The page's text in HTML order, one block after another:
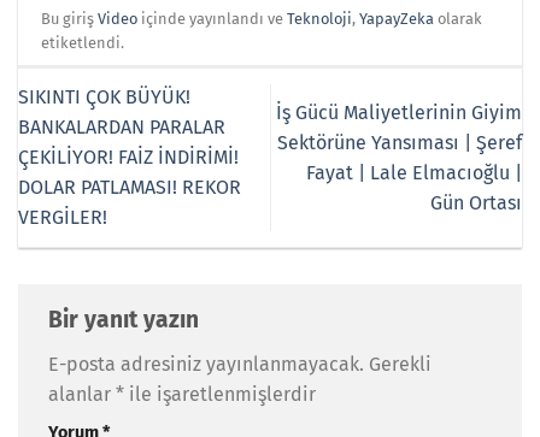
Bu girişVideo içinde yayınlandı veTeknoloji,YapayZeka olarak
etiketlendi.
SIKINTI ÇOK BÜYÜK!
BANKALARDAN PARALAR
ÇEKİLİYOR! FAİZ İNDİRİMİ!
DOLAR PATLAMASI! REKOR
VERGİLER!
İş Gücü Maliyetlerinin Giyim
Sektörüne Yansıması | Şeref
Fayat | Lale Elmacıoğlu |
Gün Ortası
Bir yanıt yazın
E-posta adresiniz yayınlanmayacak. Gerekli
alanlar * ile işaretlenmişlerdir
Yorum*